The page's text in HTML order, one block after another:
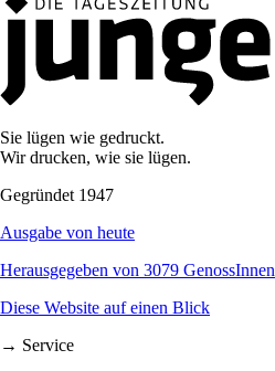
Sie lügen wie gedruckt.
Wir drucken, wie sie lügen.
Gegründet 1947
Ausgabe von heute
Herausgegeben von 3079 GenossInnen
Diese Website auf einen Blick
→ Service